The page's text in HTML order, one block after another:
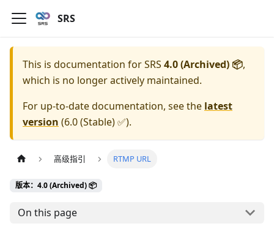
SRS
This is documentation forSRS 4.0 (Archived) 📦,
which is no longer actively maintained.
For up-to-date documentation, see the latest
version (6.0 (Stable) ✅).
高级指引 RTMP URL
版本：4.0 (Archived) 📦
On this page